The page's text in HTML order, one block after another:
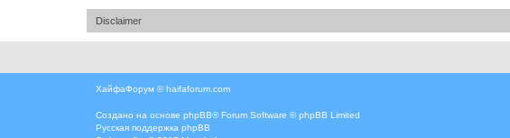
Disclaimer
ХайфаФорум ©haifaforum.com
Создано на основе phpBB® Forum Software © phpBB Limited
Русская поддержка phpBB